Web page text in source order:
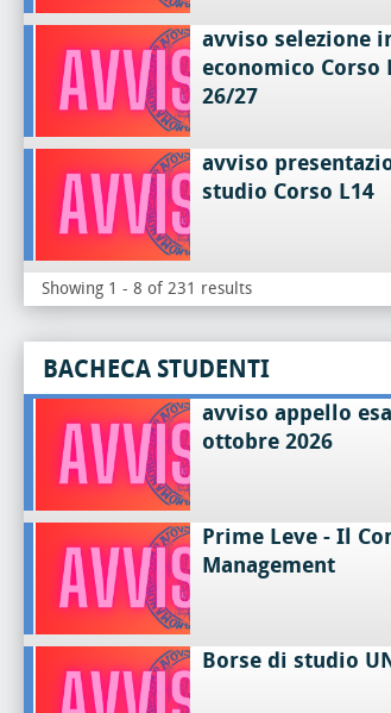
avviso selezione
economico Corso
26/27
avviso
studio Corso L14
Showing 1 - 8 of 231 results
BACHECA STUDENTI
avviso appello
ottobre 2026
Prime Leve - Il
Management
Borse di studio